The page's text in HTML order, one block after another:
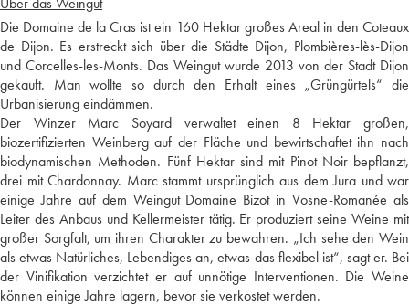
Die Domaine de la Cras ist ein 160 Hektar großes Areal in den Coteaux
de Dijon. Es erstreckt sich über die Städte Dijon, Plombières-lès-Dijon
und Corcelles-les-Monts. Das Weingut wurde 2013 von der Stadt Dijon
gekauft. Man wollte so durch den Erhalt eines „Grüngürtels“ die
Urbanisierung eindämmen.
Der Winzer Marc Soyard verwaltet einen 8 Hektar großen,
biozertifizierten Weinberg auf der Fläche und bewirtschaftet ihn nach
biodynamischen Methoden. Fünf Hektar sind mit Pinot Noir bepflanzt,
drei mit Chardonnay. Marc stammt ursprünglich aus dem Jura und war
einige Jahre auf dem Weingut Domaine Bizot in Vosne-Romanée als
Leiter des Anbaus und Kellermeister tätig. Er produziert seine Weine mit
großer Sorgfalt, um ihren Charakter zu bewahren. „Ich sehe den Wein
als etwas Natürliches, Lebendiges an, etwas das flexibel ist“, sagt er. Bei
der Vinifikation verzichtet er auf unnötige Interventionen. Die Weine
können einige Jahre lagern, bevor sie verkostet werden.